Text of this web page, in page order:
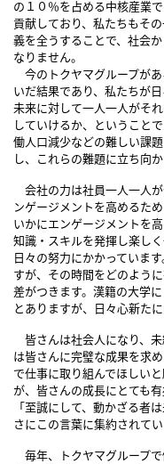
の１０％を占める中核産業
貢献しており、私たちもそ
義を全うすることで、社会
なりません。
今のトクヤマグループが
いだ結果であり、私たちが
未来に対して一人一人がそ
していけるか、ということ
働人口減少などの難しい課
し、これらの難題に立ち向
会社の力は社員一人一人
ンゲージメントを高めるた
いかにエンゲージメントを
知識・スキルを発揮し楽し
日々の努力にかかっていま
すが、その時間をどのよう
差がつきます。漢籍の大学
とありますが、日々心新た
皆さんは社会人になり、
は皆さんに完璧な成果を求
で仕事に取り組んでほしい
が、皆さんの成長にとても
「至誠にして、動かざる者
さにこの言葉に集約されてい
毎年、トクヤマグループ